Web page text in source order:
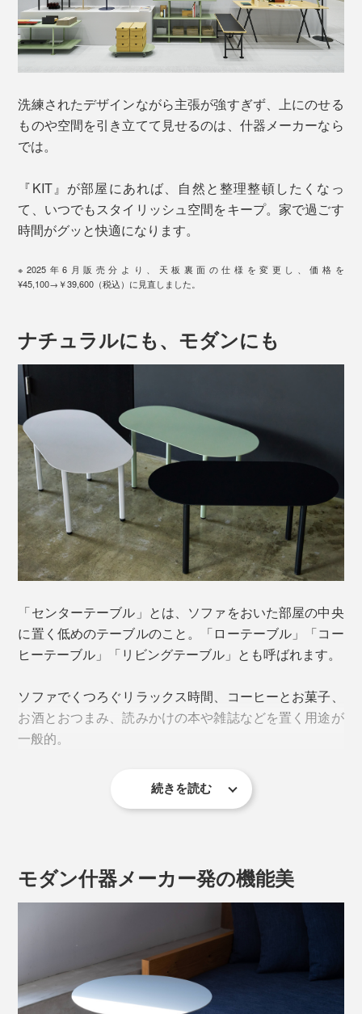
洗練されたデザインながら主張が強すぎず、上にのせる
ものや空間を引き立てて見せるのは、什器メーカーなら
では。
『KIT』が部屋にあれば、自然と整理整頓したくなっ
て、いつでもスタイリッシュ空間をキープ。家で過ごす
時間がグッと快適になります。
※2025年6月販売分より、天板裏面の仕様を変更し、価格を
¥45,100→￥39,600（税込）に見直しました。
ナチュラルにも、モダンにも
「センターテーブル」とは、ソファをおいた部屋の中央
に置く低めのテーブルのこと。「ローテーブル」「コー
ヒーテーブル」「リビングテーブル」とも呼ばれます。
ソファでくつろぐリラックス時間、コーヒーとお菓子、
お酒とおつまみ、読みかけの本や雑誌などを置く用途が
一般的。
インテリアとしても、部屋の印象を左右する重要アイテ
『KIT』の「センターテーブル」は、幅76cmのオーバル
型。ラグやソファなど直線が多いリビングに、曲線がリ
ズムを生み出し、柔らかな印象が生まれます。
続きを読む
モダン什器メーカー発の機能美